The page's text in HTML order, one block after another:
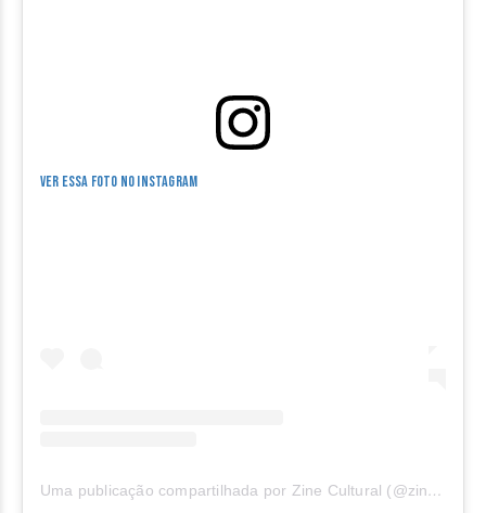
Ver essa foto no Instagram
Uma publicação compartilhada por Zine Cultural (@zinecultural)